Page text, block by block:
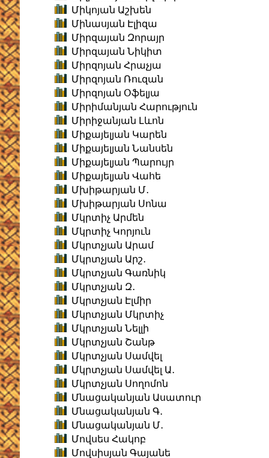
Միկոյան Աշխեն
Մինասյան Էլիզա
Միրզայան Զորայր
Միրզայան Նիկիտ
Միրզոյան Հրաչյա
Միրզոյան Ռուզան
Միրզոյան Օֆելյա
Միրիմանյան Հարություն
Միրիջանյան Լևոն
Միքայելյան Կարեն
Միքայելյան Նանսեն
Միքայելյան Պարույր
Միքայելյան Վահե
Մխիթարյան Մ․
Մխիթարյան Սոնա
Մկրտիչ Արմեն
Մկրտիչ Կորյուն
Մկրտչյան Արամ
Մկրտչյան Արշ․
Մկրտչյան Գառնիկ
Մկրտչյան Զ․
Մկրտչյան Էլմիր
Մկրտչյան Մկրտիչ
Մկրտչյան Նելլի
Մկրտչյան Շանթ
Մկրտչյան Սամվել
Մկրտչյան Սամվել Ա․
Մկրտչյան Սողոմոն
Մնացականյան Ասատուր
Մնացականյան Գ․
Մնացականյան Մ․
Մովսես Հակոբ
Մովսիսյան Գայանե